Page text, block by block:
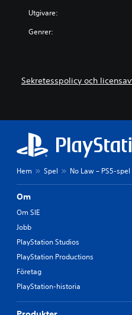
Utgivare:
Genrer:
Sekretesspolicy och
Hem Spel No Law – PS5-
Om
Om SIE
Jobb
PlayStation Studios
PlayStation Productions
Företag
PlayStation-historia